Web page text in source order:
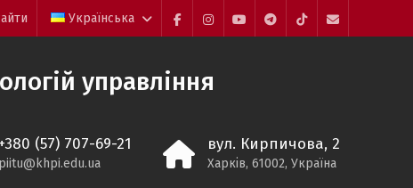
FacebookInstagram
YouTubeTelegram
TikTokMail
Українська
управління
+380 (57) 707-69-21
piitu@khpi.edu.ua
вул. Кирпичова, 2
Харків, 61002, Україна